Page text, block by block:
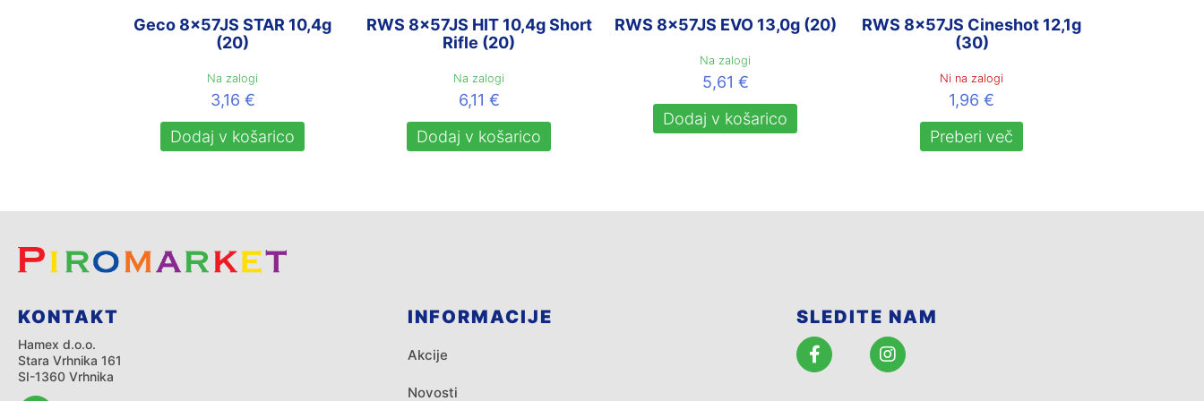
Geco 8x57JS STAR 10,4g
(20)
Na zalogi
3,16 €
Dodaj v košarico
RWS 8x57JS HIT 10,4g Short
Rifle (20)
Na zalogi
6,11 €
Dodaj v košarico
RWS 8x57JS EVO 13,0g (20)
Na zalogi
5,61 €
Dodaj v košarico
RWS 8x57JS Cineshot 12,1g
(30)
Ni na zalogi
1,96 €
Preberi več
KONTAKT
Hamex d.o.o.
Stara Vrhnika 161
SI-1360 Vrhnika
INFORMACIJE
Akcije
Novosti
SLEDITE NAM